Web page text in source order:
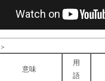
意味
用
語